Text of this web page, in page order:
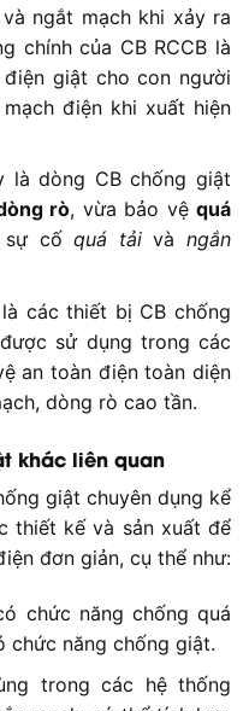
ngắt mạch khi xảy ra
chính của CB RCCB là
giật cho con người
điện khi xuất hiện
là dòng CB chống giật
rò, vừa bảo vệquá
sự cốquá tảivàngắn
các thiết bị CB chống
sử dụng trong các
an toàn điện toàn diện
dòng rò cao tần.
khác liên quan
giật chuyên dụng kể
thiết kế và sản xuất để
đơn giản, cụ thể như:
chức năng chống quá
chức năng chống giật.
trong các hệ thống